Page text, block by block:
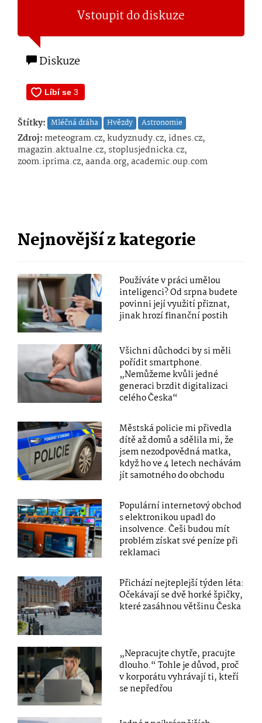
Vstoupit do diskuze
Diskuze
Štítky: Mléčná dráha Hvězdy Astronomie
Zdroj: meteogram.cz, kudyznudy.cz, idnes.cz,
magazin.aktualne.cz, stoplusjednicka.cz,
zoom.iprima.cz, aanda.org, academic.oup.com
Nejnovější z kategorie
Používáte v práci umělou
inteligenci? Od srpna budete
povinni její využití přiznat,
jinak hrozí finanční postih
Všichni důchodci by si měli
pořídit smartphone.
„Nemůžeme kvůli jedné
generaci brzdit digitalizaci
celého Česka“
Městská policie mi přivedla
dítě až domů a sdělila mi, že
jsem nezodpovědná matka,
když ho ve 4 letech nechávám
jít samotného do obchodu
Populární internetový obchod
s elektronikou upadl do
insolvence. Češi budou mít
problém získat své peníze při
reklamaci
Přichází nejteplejší týden léta:
Očekávají se dvě horké špičky,
které zasáhnou většinu Česka
„Nepracujte chytře, pracujte
dlouho.“ Tohle je důvod, proč
v korporátu vyhrávají ti, kteří
se nepředřou